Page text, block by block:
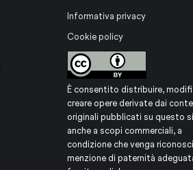
Informativa privacy
Cookie policy
È consentito distribuire,
creare opere derivate dai
originali pubblicati su questo
anche a scopi commerciali, a
condizione che venga
menzione di paternità